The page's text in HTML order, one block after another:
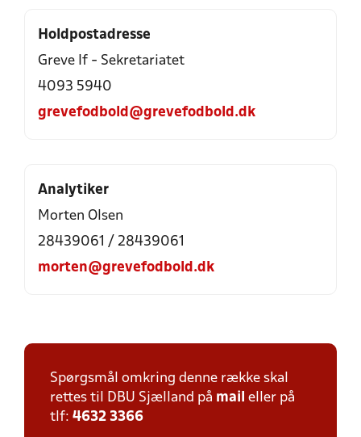
Holdpostadresse
Greve If - Sekretariatet
4093 5940
grevefodbold@grevefodbold.dk
Analytiker
Morten Olsen
28439061 / 28439061
morten@grevefodbold.dk
Spørgsmål omkring denne række skal
rettes til DBU Sjælland på mail eller på
tlf: 4632 3366